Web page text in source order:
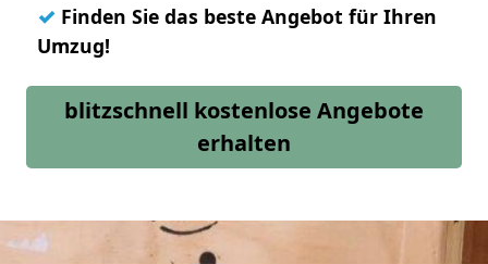
✓ Finden Sie das beste Angebot für Ihren
Umzug!
blitzschnell kostenlose Angebote
erhalten